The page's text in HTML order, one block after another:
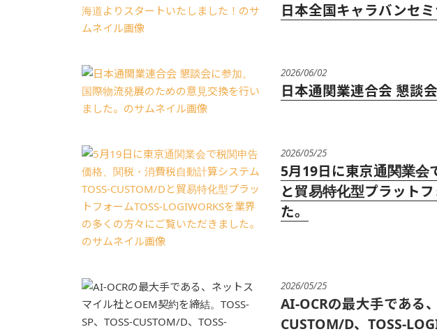
日本全国キャラバンセ
2026/06/02
日本通関業連合会 懇談
2026/05/25
5月19日に東京通関業会
と貿易特化型プラット
た。
2026/05/25
AI-OCRの最大手である
CUSTOM/D、TOSS-